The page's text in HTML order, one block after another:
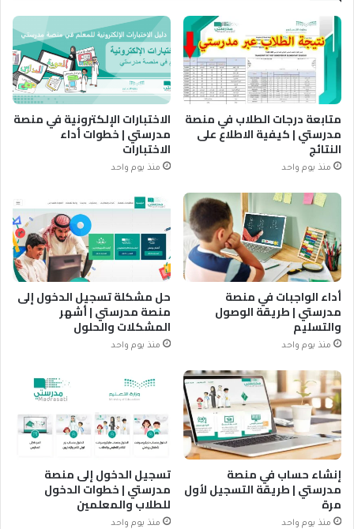
متابعة درجات الطلاب في منصة
مدرستي | كيفية الاطلاع على
النتائج
منذ يوم واحد
الاختبارات الإلكترونية في منصة
مدرستي | خطوات أداء
الاختبارات
منذ يوم واحد
أداء الواجبات في منصة
مدرستي | طريقة الوصول
والتسليم
منذ يوم واحد
حل مشكلة تسجيل الدخول إلى
منصة مدرستي | أشهر
المشكلات والحلول
منذ يوم واحد
إنشاء حساب في منصة
مدرستي | طريقة التسجيل لأول
مرة
منذ يوم واحد
تسجيل الدخول إلى منصة
مدرستي | خطوات الدخول
للطلاب والمعلمين
منذ يوم واحد